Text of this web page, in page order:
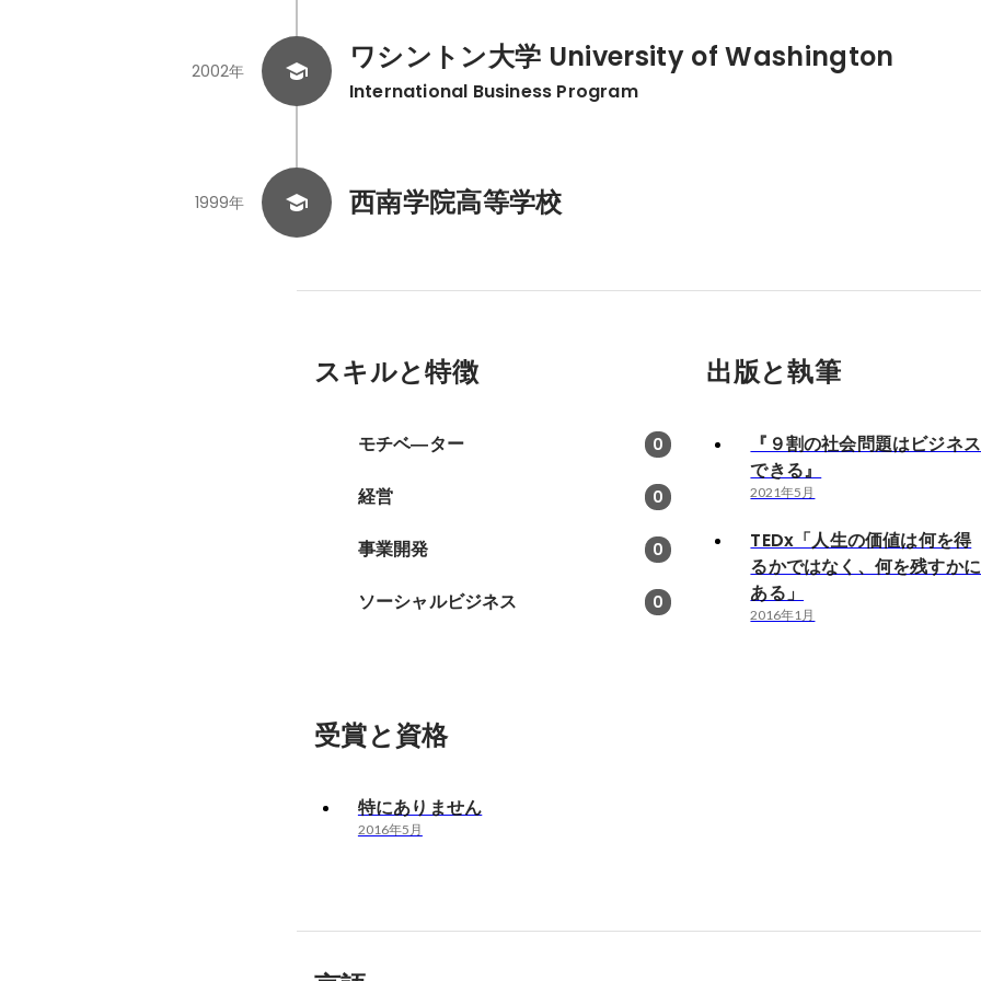
ワシントン大学 University of Washington
International Business Program
2002年
西南学院高等学校
1999年
スキルと特徴
モチベ―ター 0
経営 0
事業開発 0
ソーシャルビジネス 0
出版と執筆
『９割の社会問題はビジネ
できる』
2021年5月
TEDx「人生の価値は何を得
るかではなく、何を残すかに
ある」
2016年1月
受賞と資格
特にありません
2016年5月